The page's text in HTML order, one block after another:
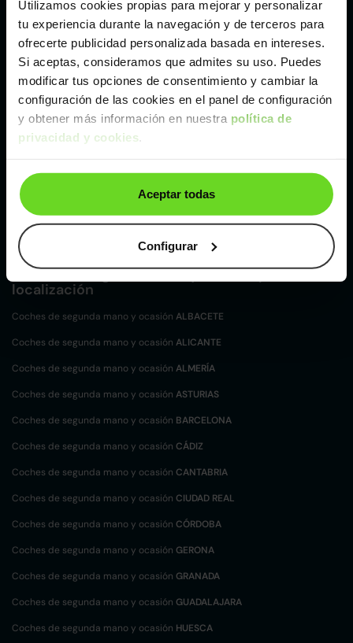
Utilizamos cookies propias para mejorar y personalizar
tu experiencia durante la navegación y de terceros para
ofrecerte publicidad personalizada basada en intereses.
Si aceptas, consideramos que admites su uso. Puedes
modificar tus opciones de consentimiento y cambiar la
configuración de las cookies en el panel de configuración
y obtener más información en nuestra política de
privacidad y cookies
Aceptar todas
Configurar
Málaga
Valencia
Zaragoza
Ver Citroen C4 Cactus de segunda mano y
ocasión
Citroen C4 Cactus de segunda mano y ocasión
Coches desegunda mano y ocasión por
localización
Coches de segunda mano y ocasión ALBACETE
Coches de segunda mano y ocasión ALICANTE
Coches de segunda mano y ocasión ALMERÍA
Coches de segunda mano y ocasión ASTURIAS
Coches de segunda mano y ocasión BARCELONA
Coches de segunda mano y ocasión CÁDIZ
Coches de segunda mano y ocasión CANTABRIA
Coches de segunda mano y ocasión CIUDAD REAL
Coches de segunda mano y ocasión CÓRDOBA
Coches de segunda mano y ocasión GERONA
Coches de segunda mano y ocasión GRANADA
Coches de segunda mano y ocasión GUADALAJARA
Coches de segunda mano y ocasión HUESCA